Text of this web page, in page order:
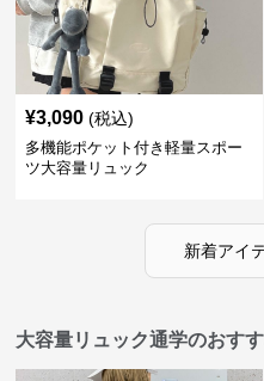
¥3,090 (税込)
多機能ポケット付き軽量スポー
ツ大容量リュック
新着アイ
大容量リュック通学のおす